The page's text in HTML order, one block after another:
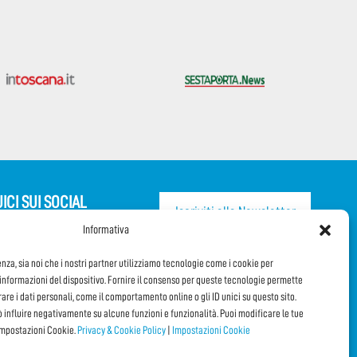
Informativa
sia noi che i nostri partner utilizziamo tecnologie come i cookie per
del dispositivo. Fornire il consenso per queste tecnologie permette
i dati personali, come il comportamento online o gli ID unici su questo sito.
influire negativamente su alcune funzioni e funzionalità. Puoi modificare le tue
Cookie. Privacy & Cookie Policy Impostazioni Cookie
SUI SOCIAL
Iscriviti alla Newsletter
CONDIVIDI QUESTA PAGINA!
FacebookWhatsAppEmail